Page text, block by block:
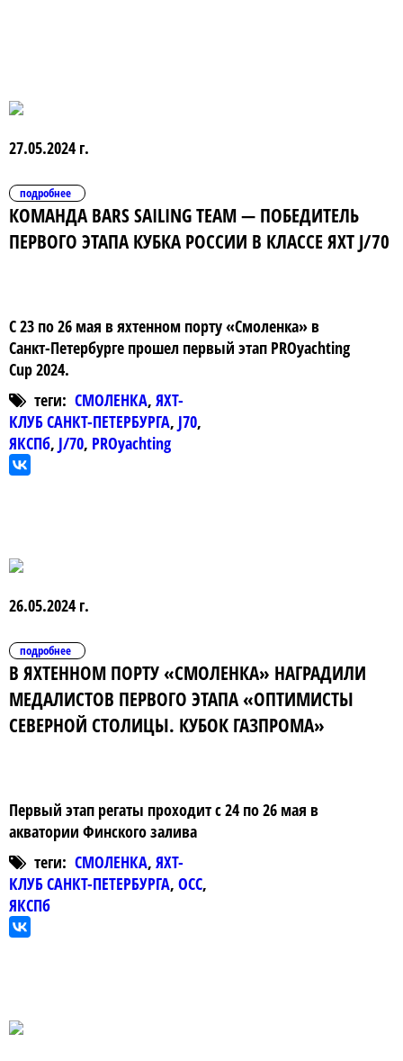
27.05.2024 г.
подробнее
КОМАНДА BARS SAILING TEAM — ПОБЕДИТЕЛЬ
ПЕРВОГО ЭТАПА КУБКА РОССИИ В КЛАССЕ ЯХТ J/70
С 23 по 26 мая в яхтенном порту «Смоленка» в
Санкт-Петербурге прошел первый этап PROyachting
Cup 2024.
теги: СМОЛЕНКА, ЯХТ-
КЛУБ САНКТ-ПЕТЕРБУРГА, J70,
ЯКСПб, J/70, PROyachting
26.05.2024 г.
подробнее
В ЯХТЕННОМ ПОРТУ «СМОЛЕНКА» НАГРАДИЛИ
МЕДАЛИСТОВ ПЕРВОГО ЭТАПА «ОПТИМИСТЫ
СЕВЕРНОЙ СТОЛИЦЫ. КУБОК ГАЗПРОМА»
Первый этап регаты проходит с 24 по 26 мая в
акватории Финского залива
теги: СМОЛЕНКА, ЯХТ-
КЛУБ САНКТ-ПЕТЕРБУРГА, ОСС,
ЯКСПб